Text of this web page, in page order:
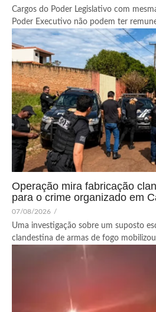
Cargos do Poder Legislativo com
Poder Executivo não podem ter
Operação mira fabricação
para o crime organizado em
07/08/2026 /
Uma investigação sobre um suposto
clandestina de armas de fogo